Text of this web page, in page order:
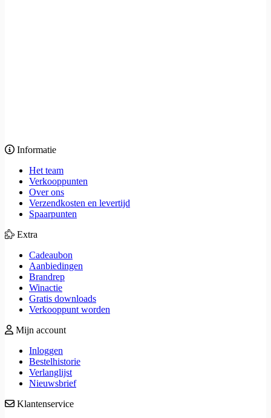
Informatie
Het team
Verkooppunten
Over ons
Verzendkosten en levertijd
Spaarpunten
Extra
Cadeaubon
Aanbiedingen
Brandrep
Winactie
Gratis downloads
Verkooppunt worden
Mijn account
Inloggen
Bestelhistorie
Verlanglijst
Nieuwsbrief
Klantenservice